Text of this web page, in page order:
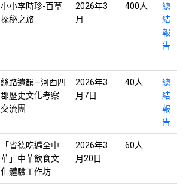
小小李時珍-百草
探秘之旅
2026年3
月
400人
總
結
報
告
絲路遺韻—河西四
郡歷史文化考察
交流團
2026年3
月7日
40人
總
結
報
告
「省德吃遍全中
華」中華飲食文
化體驗工作坊
2026年3
月20日
60人